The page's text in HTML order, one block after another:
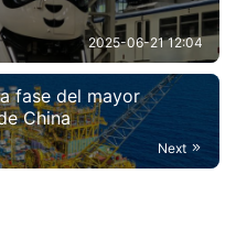
2025-06-21 12:04
fase del mayor
China
Next